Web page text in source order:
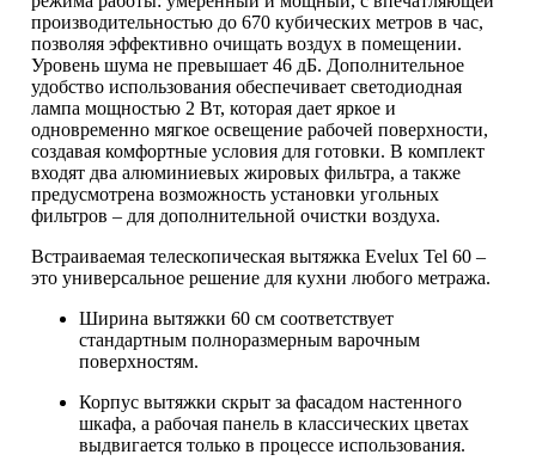
производительностью до 670 кубических метров в час,
позволяя эффективно очищать воздух в помещении.
Уровень шума не превышает 46 дБ. Дополнительное
удобство использования обеспечивает светодиодная
лампа мощностью 2 Вт, которая дает яркое и
одновременно мягкое освещение рабочей поверхности,
создавая комфортные условия для готовки. В комплект
входят два алюминиевых жировых фильтра, а также
предусмотрена возможность установки угольных
фильтров – для дополнительной очистки воздуха.
Встраиваемая телескопическая вытяжка Evelux Tel 60 –
это универсальное решение для кухни любого метража.
Ширина вытяжки 60 см соответствует
стандартным полноразмерным варочным
поверхностям.
Корпус вытяжки скрыт за фасадом настенного
шкафа, а рабочая панель в классических цветах
выдвигается только в процессе использования.